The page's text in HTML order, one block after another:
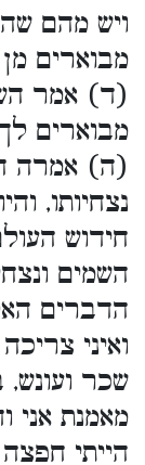
ויש מהם
מבוארים
(ד) אמר
מבוארים
(ה) אמרה
נצחיותו,
חידוש
השמים
הדברים
ואיני
שכר
מאמנת אני
הייתי